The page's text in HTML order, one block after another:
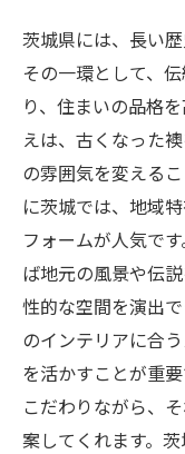
茨城県には、長い
その一環として、
り、住まいの品格
えは、古くなった
の雰囲気を変える
に茨城では、地域
フォームが人気で
ば地元の風景や伝
性的な空間を演出
のインテリアに合
を活かすことが重
こだわりながら、
案してくれます。